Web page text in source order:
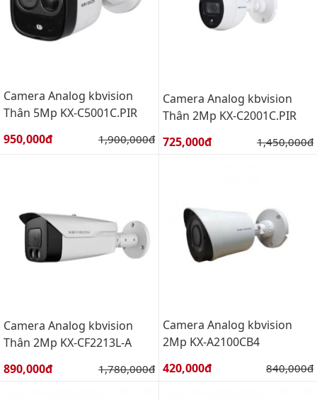
Camera Analog kbvision
Thân 5Mp KX-C5001C.PIR
Giá bán:
950,000đ Giá gốc:
1,900,000đ
Camera Analog kbvision
Thân 2Mp KX-C2001C.PIR
Giá bán:
725,000đ Giá gốc:
1,450,000đ
Camera Analog kbvision
Thân 2Mp KX-CF2213L-A
Giá bán:
890,000đ Giá gốc:
1,780,000đ
Camera Analog kbvision
2Mp KX-A2100CB4
Giá bán:
420,000đ Giá gốc:
840,000đ